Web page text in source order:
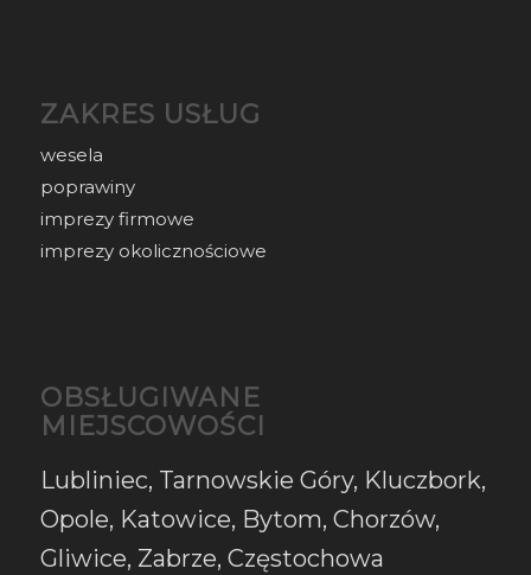
ZAKRES USŁUG
wesela
poprawiny
imprezy firmowe
imprezy okolicznościowe
OBSŁUGIWANE
MIEJSCOWOŚCI
Lubliniec, Tarnowskie Góry, Kluczbork,
Opole, Katowice, Bytom, Chorzów,
Gliwice, Zabrze, Częstochowa